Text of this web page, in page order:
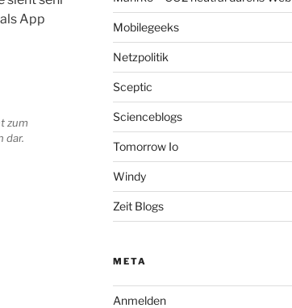
App
zum
dar.
Mobilegeeks
Netzpolitik
Sceptic
Scienceblogs
Tomorrow Io
Windy
Zeit Blogs
META
Anmelden